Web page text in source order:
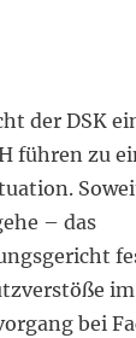
der DSK
führen zu
– das
im
bei